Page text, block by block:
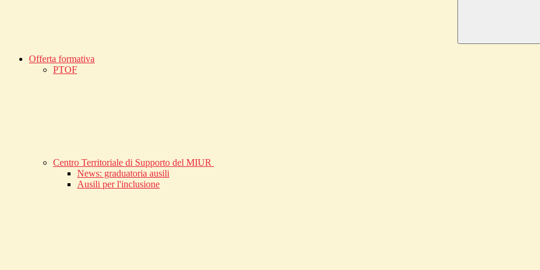
Offerta formativa
PTOF
Centro Territoriale di Supporto del MIUR
News: graduatoria ausili
Ausili per l'inclusione